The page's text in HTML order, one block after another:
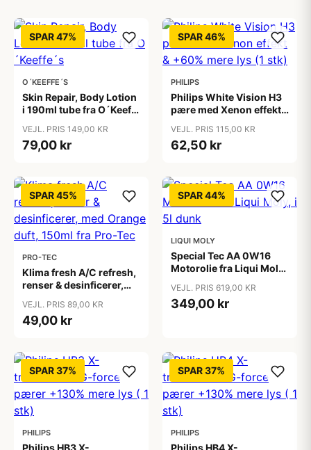
SPAR 47%
O´KEEFFE´S
Skin Repair, Body Lotion
i 190ml tube fra O´Keeffe
VEJL. PRIS 149,00 KR
79,00 kr
SPAR 46%
PHILIPS
Philips White Vision H3
pære med Xenon effekt
VEJL. PRIS 115,00 KR
62,50 kr
SPAR 45%
PRO-TEC
Klima fresh A/C refresh,
renser & desinficerer,
fra Pro-Tec
VEJL. PRIS 89,00 KR
49,00 kr
SPAR 44%
LIQUI MOLY
Special Tec AA 0W16
Motorolie fra Liqui Moly,
VEJL. PRIS 619,00 KR
349,00 kr
SPAR 37%
PHILIPS
Philips HB3 X-
SPAR 37%
PHILIPS
Philips HB4 X-